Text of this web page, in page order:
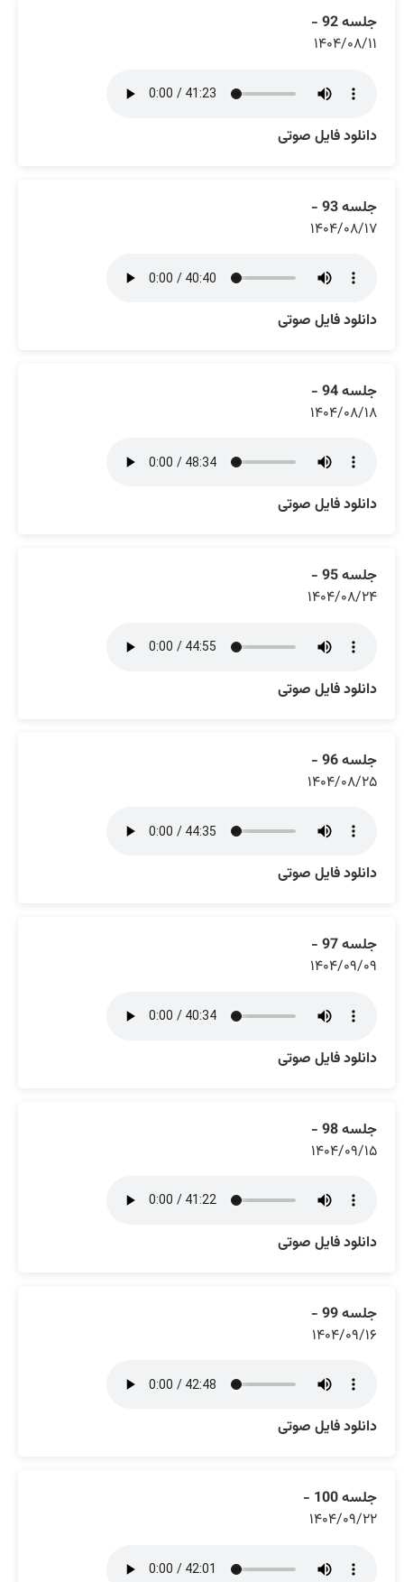
جلسه 92 -
۱۴۰۴/۰۸/۱۱
دانلود فایل صوتی
جلسه 93 -
۱۴۰۴/۰۸/۱۷
دانلود فایل صوتی
جلسه 94 -
۱۴۰۴/۰۸/۱۸
دانلود فایل صوتی
جلسه 95 -
۱۴۰۴/۰۸/۲۴
دانلود فایل صوتی
جلسه 96 -
۱۴۰۴/۰۸/۲۵
دانلود فایل صوتی
جلسه 97 -
۱۴۰۴/۰۹/۰۹
دانلود فایل صوتی
جلسه 98 -
۱۴۰۴/۰۹/۱۵
دانلود فایل صوتی
جلسه 99 -
۱۴۰۴/۰۹/۱۶
دانلود فایل صوتی
جلسه 100 -
۱۴۰۴/۰۹/۲۲